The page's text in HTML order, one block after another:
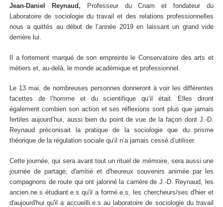
Jean-Daniel Reynaud, Professeur du Cnam et fondateur du
Laboratoire de sociologie du travail et des relations professionnelles
nous a quittés au début de l’année 2019 en laissant un grand vide
derrière lui.
Il a fortement marqué de son empreinte le Conservatoire des arts et
métiers et, au-delà, le monde académique et professionnel.
Le 13 mai, de nombreuses personnes donneront à voir les différentes
facettes de l’homme et du scientifique qu’il était. Elles diront
également combien son action et ses réflexions sont plus que jamais
fertiles aujourd’hui, aussi bien du point de vue de la façon dont J.-D.
Reynaud préconisait la pratique de la sociologie que du prisme
théorique de la régulation sociale qu’il n’a jamais cessé d’utiliser.
Cette journée, qui sera avant tout un rituel de mémoire, sera aussi une
journée de partage, d'amitié et d'heureux souvenirs animée par les
compagnons de route qui ont jalonné la carrière de J.-D. Reynaud, les
ancien.ne.s étudiant.e.s qu'il a formé.e.s, les chercheurs/ses d'hier et
d'aujourd'hui qu'il a accueilli.e.s au laboratoire de sociologie du travail